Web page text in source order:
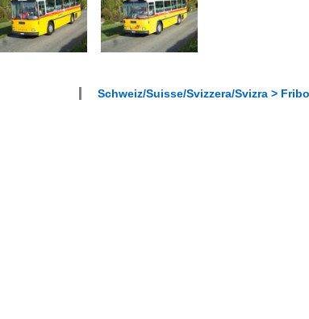
Schweiz/Suisse/Svizzera/Svizra >